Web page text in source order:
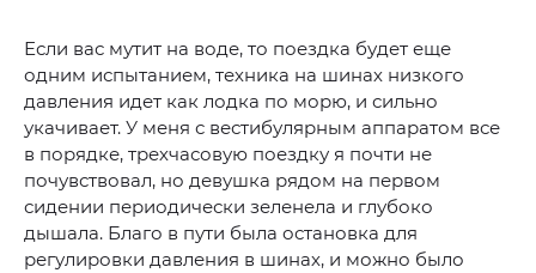
Если вас мутит на воде, то поездка будет еще
одним испытанием, техника на шинах низкого
давления идет как лодка по морю, и сильно
укачивает. У меня с вестибулярным аппаратом все
в порядке, трехчасовую поездку я почти не
почувствовал, но девушка рядом на первом
сидении периодически зеленела и глубоко
дышала. Благо в пути была остановка для
регулировки давления в шинах, и можно было